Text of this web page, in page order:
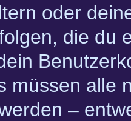
oder
die du
müssen alle
–